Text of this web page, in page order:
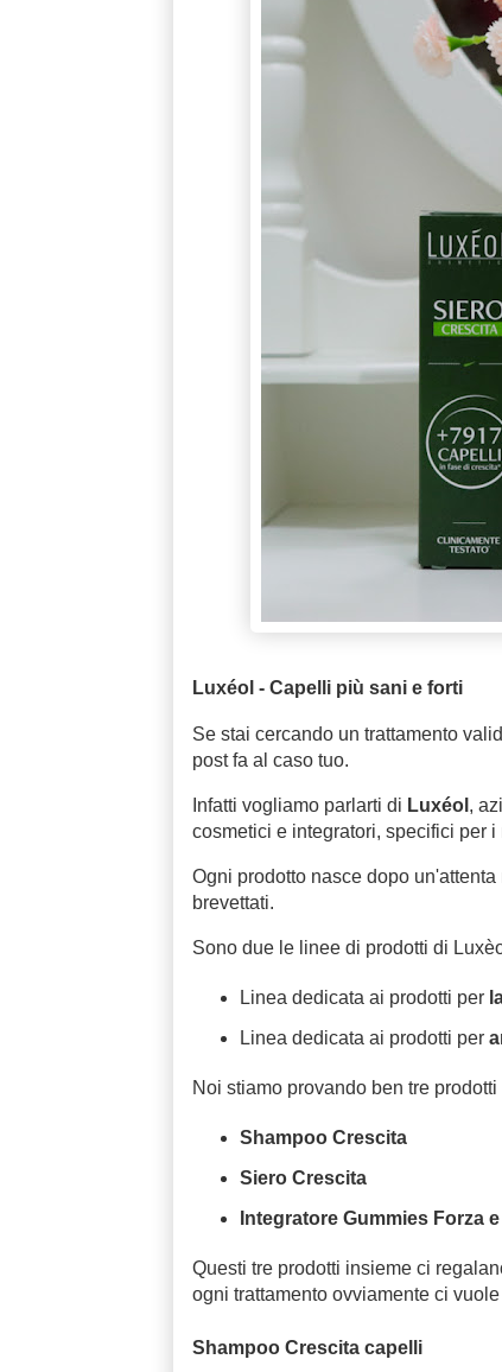
Luxéol - Capelli più sani e forti
Se stai cercando un trattamento
post fa al caso tuo.
Infatti vogliamo parlarti di Luxéol ,
cosmetici e integratori, specifici per i
Ogni prodotto nasce dopo
brevettati.
Sono due le linee di prodotti di
Linea dedicata ai prodotti per
Linea dedicata ai prodotti per
Noi stiamo provando ben tre
Shampoo Crescita
Siero Crescita
Integratore Gummies Forza
Questi tre prodotti insieme ci
ogni trattamento ovviamente ci
Shampoo Crescita capelli